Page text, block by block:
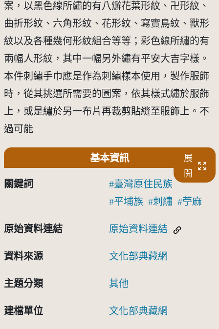
案，以黑色線所繡的有八瓣花葉形紋、卍形紋、
曲折形紋、六角形紋、花形紋、寫實鳥紋、獸形
紋以及各種幾何形紋組合等等；彩色線所繡的有
兩幅人形紋，其中一幅另外繡有平安大吉字樣。
本件刺繡手巾應是作為刺繡樣本使用，製作服飾
時，從其挑選所需要的圖案，依其樣式繡於服飾
上，或是繡於另一布片再裁剪貼縫至服飾上。不
過可能
基本資訊
展
開
關鍵詞
臺灣原住民族
平埔族
刺繡 苧麻
原始資料連結 原始資料連結
資料來源 文化部典藏網
主題分類 其他
建檔單位 文化部典藏網